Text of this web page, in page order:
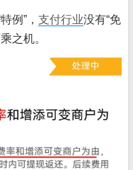
例”， 支付行业没有“免
之机。